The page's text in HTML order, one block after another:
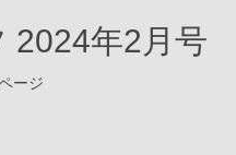
2024年2月号
ージ